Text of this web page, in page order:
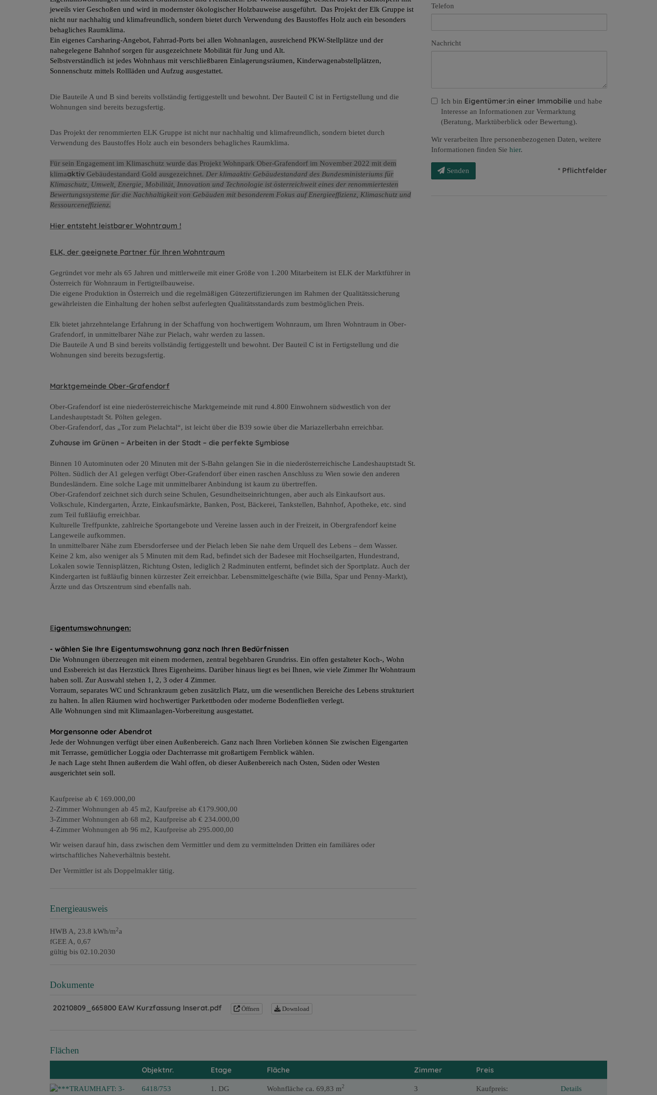
jeweils vier Geschoßen und wird in modernster ökologischer Holzbauweise ausgeführt. Das Projekt der Elk Gruppe ist
nicht nur nachhaltig und klimafreundlich, sondern bietet durch Verwendung des Baustoffes Holz auch ein besonders
behagliches Raumklima.
Ein eigenes Carsharing-Angebot, Fahrrad-Ports bei allen Wohnanlagen, ausreichend PKW-Stellplätze und der
nahegelegene Bahnhof sorgen für ausgezeichnete Mobilität für Jung und Alt.
Selbstverständlich ist jedes Wohnhaus mit verschließbaren Einlagerungsräumen, Kinderwagenabstellplätzen,
Sonnenschutz mittels Rollläden und Aufzug ausgestattet.
Die Bauteile A und B sind bereits vollständig fertiggestellt und bewohnt. Der Bauteil C ist in Fertigstellung und die
Wohnungen sind bereits bezugsfertig.
Das Projekt der renommierten ELK Gruppe ist nicht nur nachhaltig und klimafreundlich, sondern bietet durch
Verwendung des Baustoffes Holz auch ein besonders behagliches Raumklima.
Für sein Engagement im Klimaschutz wurde das Projekt Wohnpark Ober-Grafendorf im November 2022 mit dem
klimaaktiv Gebäudestandard Gold ausgezeichnet. Der klimaaktiv Gebäudestandard des Bundesministeriums für
Klimaschutz, Umwelt, Energie, Mobilität, Innovation und Technologie ist österreichweit eines der renommiertesten
Bewertungssysteme für die Nachhaltigkeit von Gebäuden mit besonderem Fokus auf Energieeffizienz, Klimaschutz und
Ressourceneffizienz.
Hier entsteht leistbarer Wohntraum !
ELK, der geeignete Partner für Ihren Wohntraum
Gegründet vor mehr als 65 Jahren und mittlerweile mit einer Größe von 1.200 Mitarbeitern ist ELK der Marktführer in
Österreich für Wohnraum in Fertigteilbauweise.
Die eigene Produktion in Österreich und die regelmäßigen Gütezertifizierungen im Rahmen der Qualitätssicherung
gewährleisten die Einhaltung der hohen selbst auferlegten Qualitätsstandards zum bestmöglichen Preis.
Elk bietet jahrzehntelange Erfahrung in der Schaffung von hochwertigem Wohnraum, um Ihren Wohntraum in Ober-
Grafendorf, in unmittelbarer Nähe zur Pielach, wahr werden zu lassen.
Die Bauteile A und B sind bereits vollständig fertiggestellt und bewohnt. Der Bauteil C ist in Fertigstellung und die
Wohnungen sind bereits bezugsfertig.
Marktgemeinde Ober-Grafendorf
Ober-Grafendorf ist eine niederösterreichische Marktgemeinde mit rund 4.800 Einwohnern südwestlich von der
Landeshauptstadt St. Pölten gelegen.
Ober-Grafendorf, das „Tor zum Pielachtal“, ist leicht über die B39 sowie über die Mariazellerbahn erreichbar.
Zuhause im Grünen – Arbeiten in der Stadt – die perfekte Symbiose
Binnen 10 Autominuten oder 20 Minuten mit der S-Bahn gelangen Sie in die niederösterreichische Landeshauptstadt St.
Pölten. Südlich der A1 gelegen verfügt Ober-Grafendorf über einen raschen Anschluss zu Wien sowie den anderen
Bundesländern. Eine solche Lage mit unmittelbarer Anbindung ist kaum zu übertreffen.
Ober-Grafendorf zeichnet sich durch seine Schulen, Gesundheitseinrichtungen, aber auch als Einkaufsort aus.
Volkschule, Kindergarten, Ärzte, Einkaufsmärkte, Banken, Post, Bäckerei, Tankstellen, Bahnhof, Apotheke, etc. sind
zum Teil fußläufig erreichbar.
Kulturelle Treffpunkte, zahlreiche Sportangebote und Vereine lassen auch in der Freizeit, in Obergrafendorf keine
Langeweile aufkommen.
In unmittelbarer Nähe zum Ebersdorfersee und der Pielach leben Sie nahe dem Urquell des Lebens – dem Wasser.
Keine 2 km, also weniger als 5 Minuten mit dem Rad, befindet sich der Badesee mit Hochseilgarten, Hundestrand,
Lokalen sowie Tennisplätzen, Richtung Osten, lediglich 2 Radminuten entfernt, befindet sich der Sportplatz. Auch der
Kindergarten ist fußläufig binnen kürzester Zeit erreichbar. Lebensmittelgeschäfte (wie Billa, Spar und Penny-Markt),
Ärzte und das Ortszentrum sind ebenfalls nah.
Eigentumswohnungen:
- wählen Sie Ihre Eigentumswohnung ganz nach Ihren Bedürfnissen
Die Wohnungen überzeugen mit einem modernen, zentral begehbaren Grundriss. Ein offen gestalteter Koch-, Wohn
und Essbereich ist das Herzstück Ihres Eigenheims. Darüber hinaus liegt es bei Ihnen, wie viele Zimmer Ihr Wohntraum
haben soll. Zur Auswahl stehen 1, 2, 3 oder 4 Zimmer.
Vorraum, separates WC und Schrankraum geben zusätzlich Platz, um die wesentlichen Bereiche des Lebens strukturiert
zu halten. In allen Räumen wird hochwertiger Parkettboden oder moderne Bodenfließen verlegt.
Alle Wohnungen sind mit Klimaanlagen-Vorbereitung ausgestattet.
Morgensonne oder Abendrot
Jede der Wohnungen verfügt über einen Außenbereich. Ganz nach Ihren Vorlieben können Sie zwischen Eigengarten
mit Terrasse, gemütlicher Loggia oder Dachterrasse mit großartigem Fernblick wählen.
Je nach Lage steht Ihnen außerdem die Wahl offen, ob dieser Außenbereich nach Osten, Süden oder Westen
ausgerichtet sein soll.
Kaufpreise ab € 169.000,00
2-Zimmer Wohnungen ab 45 m2, Kaufpreise ab €179.900,00
3-Zimmer Wohnungen ab 68 m2, Kaufpreise ab € 234.000,00
4-Zimmer Wohnungen ab 96 m2, Kaufpreise ab 295.000,00
Wir weisen darauf hin, dass zwischen dem Vermittler und dem zu vermittelnden Dritten ein familiäres oder
wirtschaftliches Naheverhältnis besteht.
Der Vermittler ist als Doppelmakler tätig.
Energieausweis
HWB A, 23.8 kWh/m2a
fGEEA, 0,67
gültig bis 02.10.2030
Dokumente
20210809_665800 EAW Kurzfassung Inserat.pdf Öffnen Download
Telefon
Nachricht
Ich bin Eigentümer:in einer Immobilie und habe
Interesse an Informationen zur Vermarktung
(Beratung, Marktüberblick oder Bewertung).
Wir verarbeiten Ihre personenbezogenen Daten, weitere
Informationen finden Sie hier.
Senden * Pflichtfelder
Flächen
Objektnr. Etage Fläche Zimmer Preis
6418/753 1. DG Wohnfläche ca. 69,83 m2 3
Kaufpreis:
Details